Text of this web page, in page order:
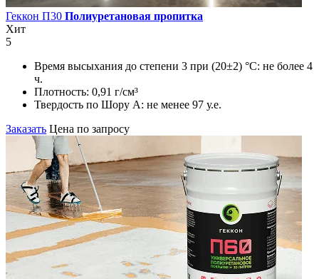
Геккон П30 Полиуретановая пропитка
Хит
5
Время высыхания до степени 3 при (20±2) °С: не более 4
ч.
Плотность: 0,91 г/см³
Твердость по Шору А: не менее 97 у.е.
Заказать Цена по запросу